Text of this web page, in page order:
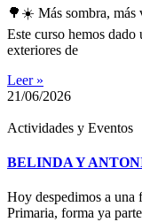
🌳☀️ Más sombra, más
Este curso hemos dado
exteriores de
Leer »
21/06/2026
Actividades y Eventos
BELINDA Y
Hoy despedimos a una
Primaria, forma ya